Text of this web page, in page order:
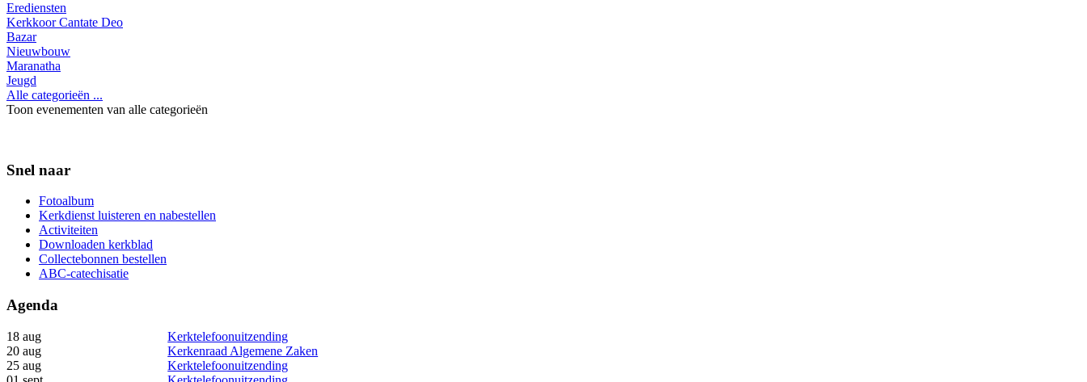
Erediensten
Kerkkoor Cantate Deo
Bazar
Nieuwbouw
Maranatha
Jeugd
Alle categorieën ...
Toon evenementen van alle categorieën
Snel naar
Fotoalbum
Kerkdienst luisteren en nabestellen
Activiteiten
Downloaden kerkblad
Collectebonnen bestellen
ABC-catechisatie
Agenda
18 aug
Kerktelefoonuitzending
20 aug
Kerkenraad Algemene Zaken
25 aug
Kerktelefoonuitzending